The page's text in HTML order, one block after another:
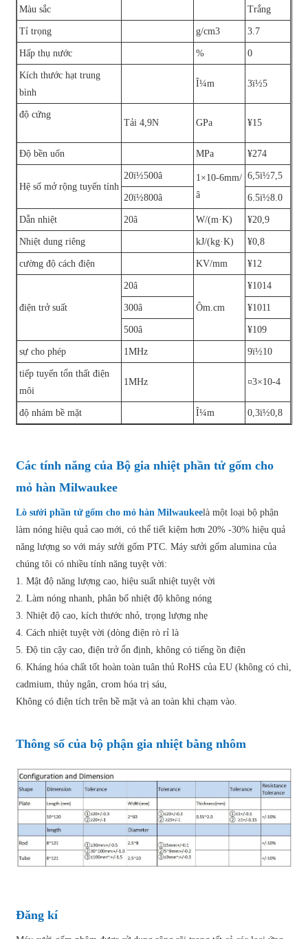
Màu sắc Trắng
Tỉ trọng g/cm3 3.7
Hấp thụ nước % 0
Kích thước hạt trung
bình
Î¼m 3ï½5
độ cứng
Tải 4,9N
GPa ¥15
Độ bền uốn MPa ¥274
Hệ số mở rộng tuyến tính
20ï½500â
1×10-6mm/
â
6,5ï½7,5
20ï½800â 6.5ï½8.0
Dẫn nhiệt 20â W/(m·K) ¥20,9
Nhiệt dung riêng kJ/(kg·K) ¥0,8
cường độ cách điện KV/mm ¥12
điện trở suất
20â
Ôm.cm
¥1014
300â ¥1011
500â ¥109
sự cho phép 1MHz 9ï½10
tiếp tuyến tổn thất điện
môi
1MHz ¤3×10-4
độ nhám bề mặt Î¼m 0,3ï½0,8
Các tính năng của Bộ gia nhiệt phần tử gốm cho
mỏ hàn Milwaukee
Lò sưởi phần tử gốm cho mỏ hàn Milwaukeelà một loại bộ phận
làm nóng hiệu quả cao mới, có thể tiết kiệm hơn 20% -30% hiệu quả
năng lượng so với máy sưởi gốm PTC. Máy sưởi gốm alumina của
chúng tôi có nhiều tính năng tuyệt vời:
1. Mật độ năng lượng cao, hiệu suất nhiệt tuyệt vời
2. Làm nóng nhanh, phân bố nhiệt độ không nóng
3. Nhiệt độ cao, kích thước nhỏ, trọng lượng nhẹ
4. Cách nhiệt tuyệt vời (dòng điện rò rỉ là
5. Độ tin cậy cao, điện trở ổn định, không có tiếng ồn điện
6. Kháng hóa chất tốt hoàn toàn tuân thủ RoHS của EU (không có chì,
cadmium, thủy ngân, crom hóa trị sáu,
Không có điện tích trên bề mặt và an toàn khi chạm vào.
Thông số của bộ phận gia nhiệt bằng nhôm
Đăng kí